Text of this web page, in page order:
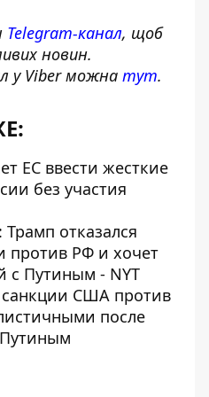
Telegram-канал, щоб
новин.
у Viber можна тут.
ЕС ввести жесткие
без участия
отказался
против РФ и хочет
с Путиным - NYT
США против
после